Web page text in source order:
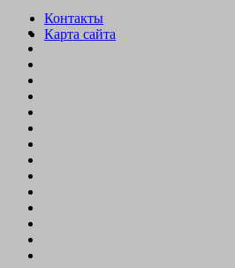
Контакты
Карта сайта